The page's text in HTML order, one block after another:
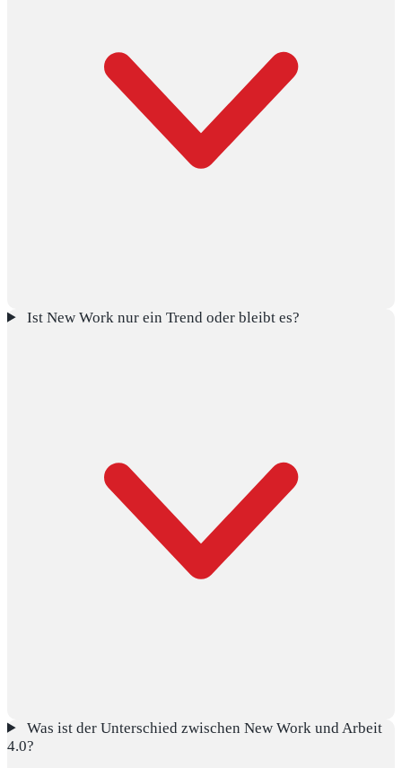
Ist New Work nur ein Trend oder bleibt es?
Was ist der Unterschied zwischen New Work und Arbeit
4.0?